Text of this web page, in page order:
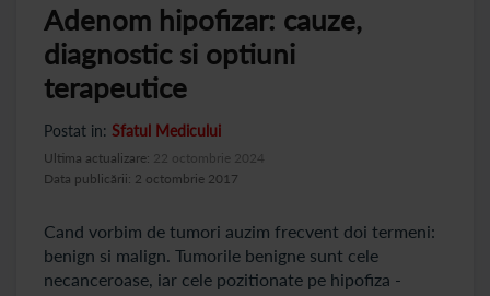
Adenom hipofizar: cauze,
diagnostic si optiuni
terapeutice
Postat in: Sfatul Medicului
Data publicării: 2 octombrie 2017
Ultima actualizare: 22 octombrie 2024
Cand vorbim de tumori auzim frecvent doi termeni:
benign si malign. Tumorile benigne sunt cele
necanceroase, iar cele pozitionate pe hipofiza -